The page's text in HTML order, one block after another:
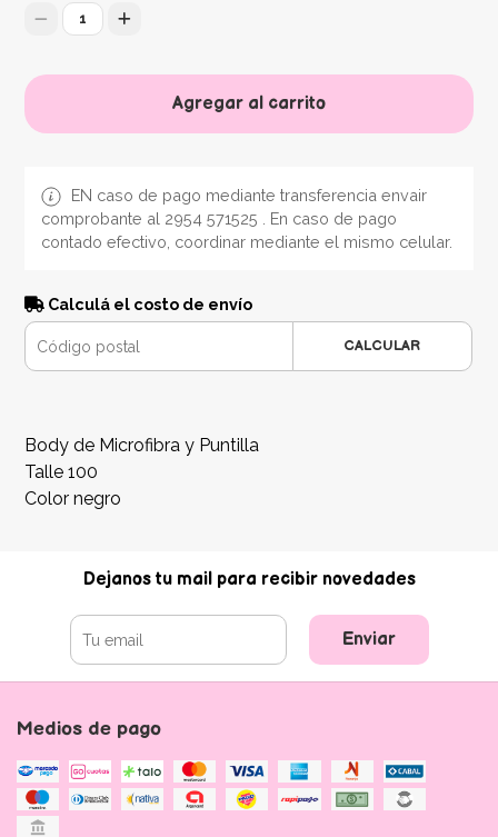
1
Agregar al carrito
EN caso de pago mediante transferencia envair
comprobante al 2954 571525 . En caso de pago
contado efectivo, coordinar mediante el mismo celular.
Calculá el costo de envío
CALCULAR
Body de Microfibra y Puntilla
Talle 100
Color negro
Dejanos tu mail para recibir novedades
Enviar
Medios de pago